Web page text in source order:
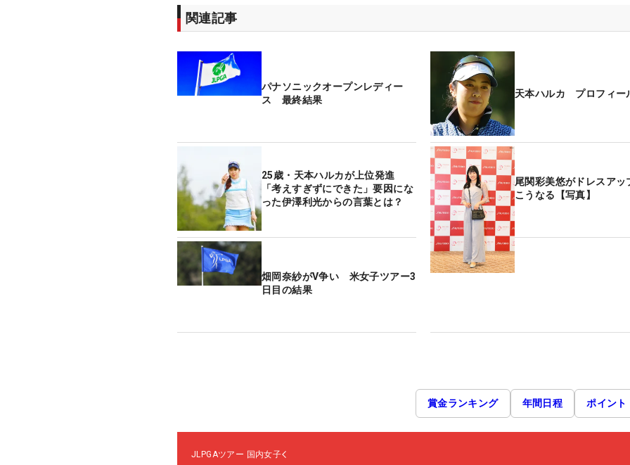
関連記事
パナソニックオープンレディー
ス 最終結果
天本ハルカ プロフィー
25歳・天本ハルカが上位発進
「考えすぎずにできた」要因にな
った伊澤利光からの言葉とは？
尾関彩美悠がドレスアッ
こうなる【写真】
畑岡奈紗がV争い 米女子ツアー3
日目の結果
賞金ランキング 年間日程 ポイント
JLPGAツアー 国内女子